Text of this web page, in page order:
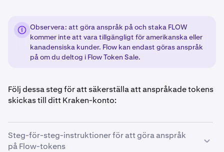
Observera: att göra anspråk på och staka FLOW
kommer inte att vara tillgängligt för amerikanska eller
kanadensiska kunder. Flow kan endast göras anspråk
på om du deltog i Flow Token Sale.
Följ dessa steg för att säkerställa att anspråkade tokens
skickas till ditt Kraken-konto:
Steg-för-steg-instruktioner för att göra anspråk
på Flow-tokens